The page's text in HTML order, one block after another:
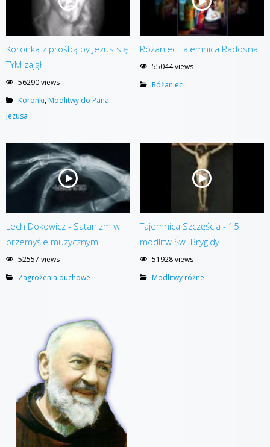
Koronka z prośbą by Jezus się
TYM zajął
56290 views
Koronki,Modlitwy do Pana
Jezusa
Różaniec Tajemnica Radosna
55044 views
Różaniec
Lech Dokowicz - Satanizm w
przemyśle muzycznym.
52557 views
Zagrożenia duchowe
Tajemnica Szczęścia - 15
modlitw Św. Brygidy
51928 views
Modlitwy różne